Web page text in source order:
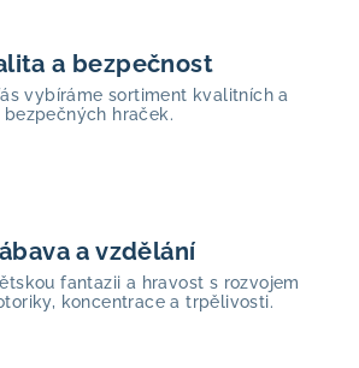
a bezpečnost
vybíráme sortiment kvalitních a
bezpečných hraček.
a vzdělání
fantazii a hravost s rozvojem
koncentrace a trpělivosti.